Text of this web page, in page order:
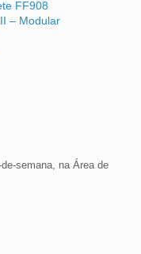
FF908
– Modular
semana, na Área de